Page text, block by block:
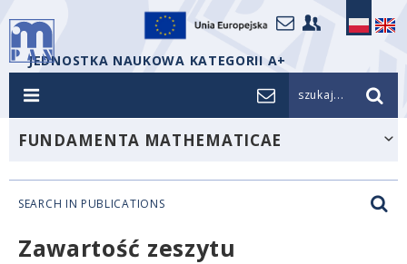
JEDNOSTKA NAUKOWA KATEGORII A+
szukaj...
FUNDAMENTA MATHEMATICAE
SEARCH IN PUBLICATIONS
Zawartość zeszytu